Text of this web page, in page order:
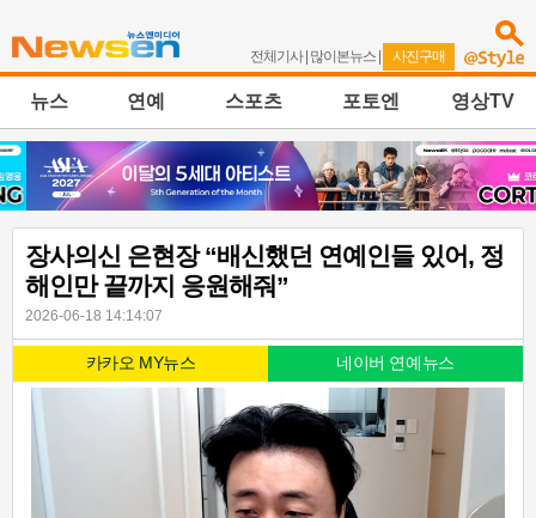
전체기사| 많이본뉴스 | 사진구매
뉴스 연예 스포츠 포토엔 영상TV
장사의신 은현장 “배신했던 연예인들 있어, 정
해인만 끝까지 응원해줘”
2026-06-18 14:14:07
카카오 MY뉴스 네이버 연예뉴스